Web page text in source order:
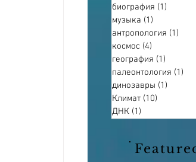
биография (1)
музыка (1)
антропология (1)
космос (4)
география (1)
палеонтология (1)
динозавры (1)
Климат (10)
ДНК (1)